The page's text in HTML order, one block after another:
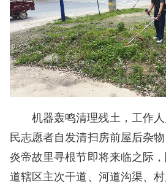
机器轰鸣清理残土，工作
民志愿者自发清扫房前屋后杂
炎帝故里寻根节即将来临之际
道辖区主次干道、河道沟渠、